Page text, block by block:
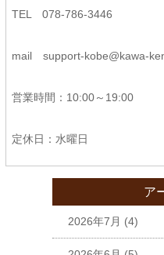
TEL 078-786-3446
mailsupport-kobe@kawa-
営業時間：10:00～19:00
定休日：水曜日
ア
2026年7月 (4)